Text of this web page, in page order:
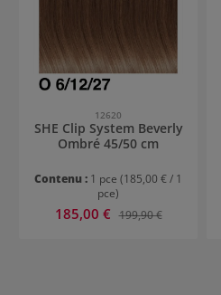
12620
SHE Clip System Beverly
Ombré 45/50 cm
Contenu : 1 pce (185,00 € / 1
pce)
Prix de vente :
185,00 € Prix régulier :
199,90 €